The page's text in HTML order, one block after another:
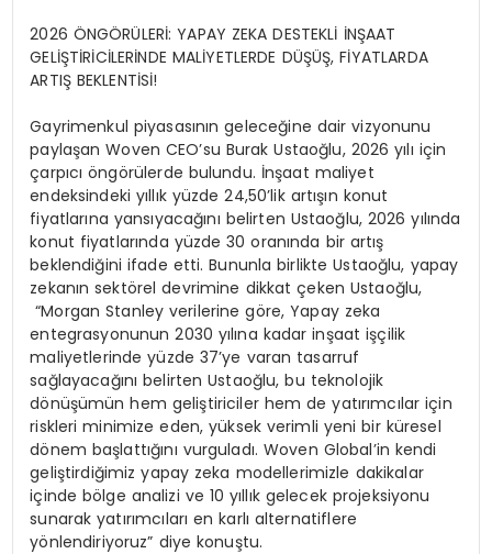
2026 ÖNGÖRÜLERİ: YAPAY ZEKA DESTEKLİ İNŞAAT
GELİŞTİRİCİLERİNDE MALİYETLERDE DÜŞÜŞ, FİYATLARDA
ARTIŞ BEKLENTİSİ!
Gayrimenkul piyasasının geleceğine dair vizyonunu
paylaşanWoven CEO’su Burak Ustaoğlu,2026 yılı için
çarpıcı öngörülerde bulundu. İnşaat maliyet
endeksindeki yıllık yüzde 24,50’lik artışın konut
fiyatlarına yansıyacağını belirten Ustaoğlu, 2026 yılında
konut fiyatlarında yüzde 30 oranında bir artış
beklendiğini ifade etti. Bununla birlikte Ustaoğlu, yapay
zekanın sektörel devrimine dikkat çeken Ustaoğlu,
“MorganStanley verilerine göre, Yapay zeka
entegrasyonunun 2030 yılına kadar inşaat işçilik
maliyetlerinde yüzde 37’ye varan tasarruf
sağlayacağını belirten Ustaoğlu, bu teknolojik
dönüşümün hem geliştiriciler hem de yatırımcılar için
riskleri minimize eden, yüksek verimli yeni bir küresel
dönem başlattığını vurguladı. Woven Global’in kendi
geliştirdiğimiz yapay zeka modellerimizle dakikalar
içinde bölge analizi ve 10 yıllık gelecek projeksiyonu
sunarak yatırımcıları en karlı alternatiflere
yönlendiriyoruz” diye konuştu.